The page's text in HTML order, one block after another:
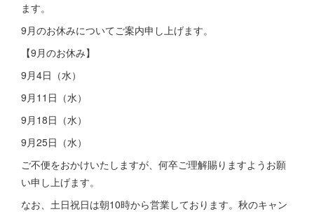
ます。
9月のお休みについてご案内申し上げます。
【9月のお休み】
9月4日（水）
9月11日（水）
9月18日（水）
9月25日（水）
ご不便をおかけいたしますが、何卒ご理解賜りますようお願
い申し上げます。
なお、土日祝日は朝10時から営業しております。秋のキャン